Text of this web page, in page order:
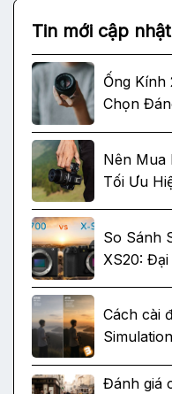
Tin mới cập nhật
Ống Kính
Chọn
Nên Mua
Tối Ưu
So Sánh
XS20:
Cách cài
Đánh giá